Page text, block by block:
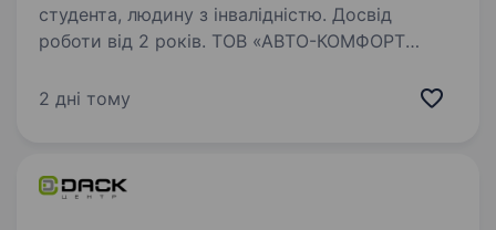
студента, людину з інвалідністю. Досвід
роботи від 2 років. ТОВ «АВТО-КОМФОРТ
продавати ТОПОВІ автотовари? Заробляти
Тоді читай далі: Ми — імпортери…
2 дні тому